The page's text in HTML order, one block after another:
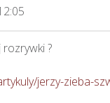
rozrywki ?
jerzy-zieba-